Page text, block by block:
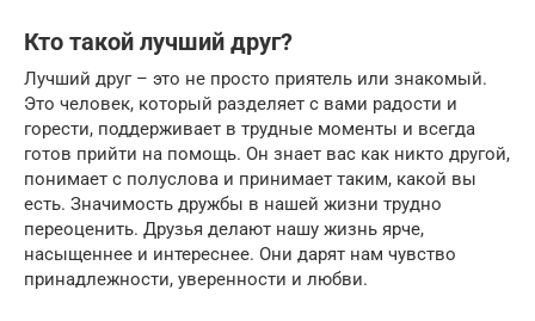
Кто такой лучший друг?
Лучший друг – это не просто приятель или знакомый.
Это человек, который разделяет с вами радости и
горести, поддерживает в трудные моменты и всегда
готов прийти на помощь. Он знает вас как никто другой,
понимает с полуслова и принимает таким, какой вы
есть. Значимость дружбы в нашей жизни трудно
переоценить. Друзья делают нашу жизнь ярче,
насыщеннее и интереснее. Они дарят нам чувство
принадлежности, уверенности и любви.